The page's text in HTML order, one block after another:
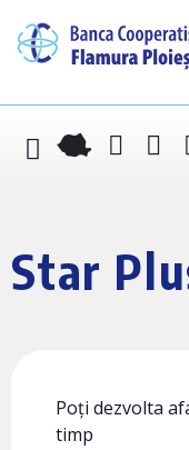
Star
Poți dezvolta
timp